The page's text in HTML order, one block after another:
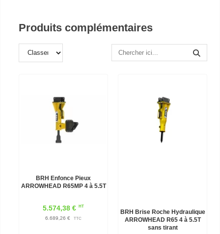
Produits complémentaires
BRH Enfonce Pieux
ARROWHEAD R65MP 4 à 5.5T
5.574,38 € HT
6.689,26 € TTC
BRH Brise Roche Hydraulique
ARROWHEAD R65 4 à 5.5T
sans tirant